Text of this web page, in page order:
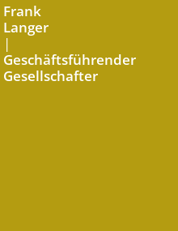
Frank
Langer
|
Geschäftsführender
Gesellschafter